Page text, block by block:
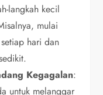
langkah kecil
mulai
hari dan
Kegagalan:
untuk melanggar